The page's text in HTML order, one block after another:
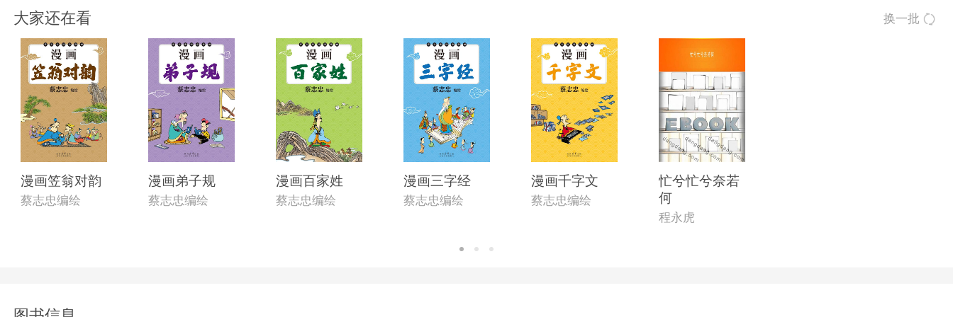
大家还在看 换一批
漫画笠翁对韵
蔡志忠编绘
漫画弟子规
蔡志忠编绘
漫画百家姓
蔡志忠编绘
漫画三字经
蔡志忠编绘
漫画千字文
蔡志忠编绘
忙兮忙兮奈若
何
程永虎